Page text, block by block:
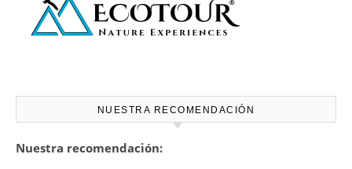
NUESTRA RECOMENDACIÓN
Nuestra recomendación: